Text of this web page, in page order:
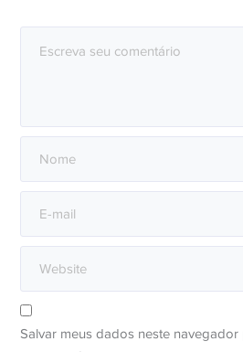
Salvar meus dados neste